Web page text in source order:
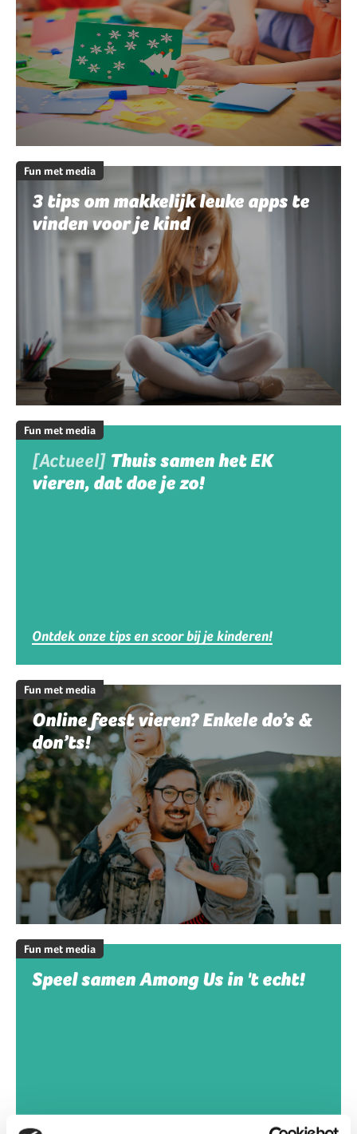
Fun met media
3 tips om makkelijk leuke apps te
vinden voor je kind
Fun met media
[Actueel] Thuis samen het EK
vieren, dat doe je zo!
Ontdek onze tips en scoor bij je kinderen!
Fun met media
Online feest vieren? Enkele do’s &
don’ts!
Fun met media
Speel samen Among Us in 't echt!